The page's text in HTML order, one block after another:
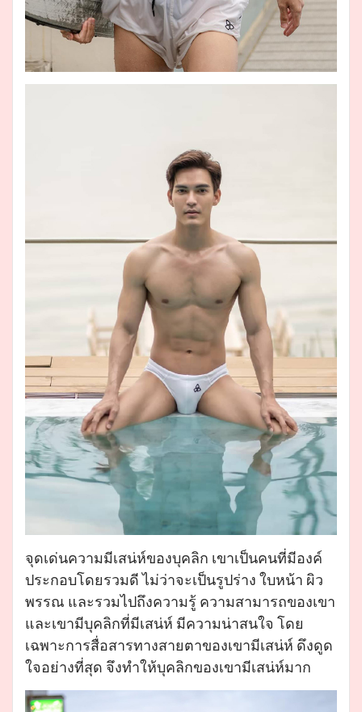
จุดเด่นความมีเสน่ห์ของบุคลิก เขาเป็นคนที่มีองค์
ประกอบโดยรวมดี ไม่ว่าจะเป็นรูปร่าง ใบหน้า ผิว
พรรณ และรวมไปถึงความรู้ ความสามารถของเขา
และเขามีบุคลิกที่มีเสน่ห์ มีความน่าสนใจ โดย
เฉพาะการสื่อสารทางสายตาของเขามีเสน่ห์ ดึงดูด
ใจอย่างที่สุด จึงทำให้บุคลิกของเขามีเสน่ห์มาก